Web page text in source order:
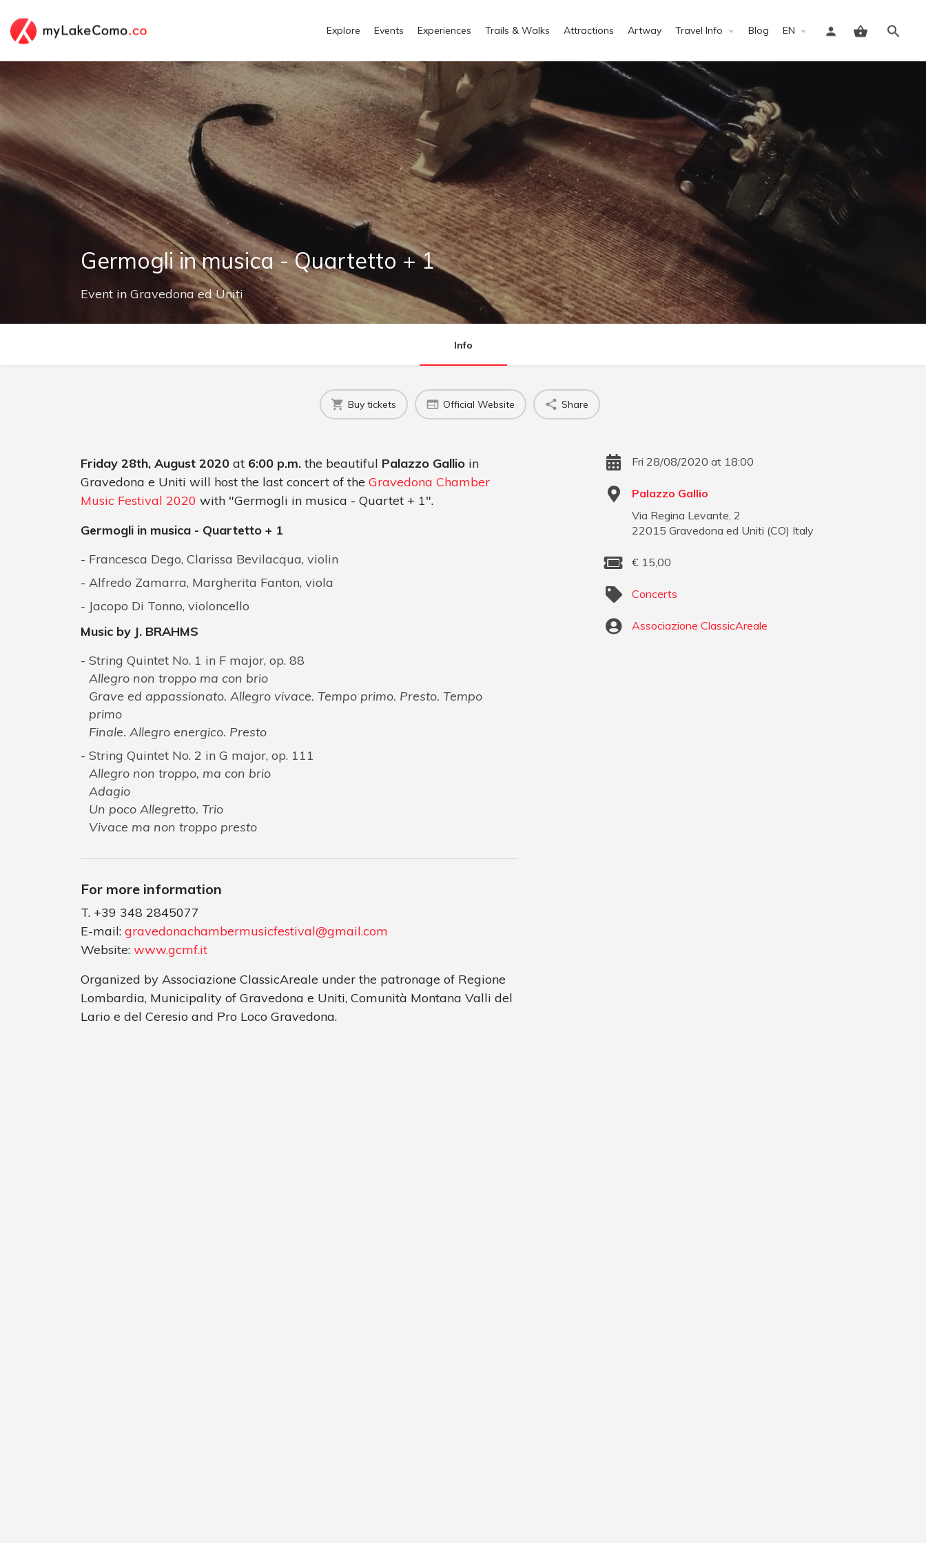
Explore Events Experiences Trails & Walks Attractions Artway Travel Info Blog EN
Sign in
Germogli in musica - Quartetto + 1
Event inGravedona ed Uniti
Info
Buy tickets Official Website Share
Friday 28th, August 2020 at 6:00 p.m. the beautiful Palazzo Gallio in
Gravedona e Uniti will host the last concert of the Gravedona Chamber
Music Festival 2020 with "Germogli in musica - Quartet + 1".
Germogli in musica - Quartetto + 1
Francesca Dego, Clarissa Bevilacqua, violin
Alfredo Zamarra, Margherita Fanton, viola
Jacopo Di Tonno, violoncello
Music by J. BRAHMS
String Quintet No. 1 in F major, op. 88
Allegro non troppo ma con brio
Grave ed appassionato. Allegro vivace. Tempo primo. Presto. Tempo
primo
Finale. Allegro energico. Presto
String Quintet No. 2 in G major, op. 111
Allegro non troppo, ma con brio
Adagio
Un poco Allegretto. Trio
Vivace ma non troppo presto
For more information
T. +39 348 2845077
E-mail: gravedonachambermusicfestival@gmail.com
Website: www.gcmf.it
Organized by Associazione ClassicAreale under the patronage of Regione
Lombardia, Municipality of Gravedona e Uniti, Comunità Montana Valli del
Lario e del Ceresio and Pro Loco Gravedona.
Fri 28/08/2020 at 18:00
Palazzo Gallio
Via Regina Levante, 2
22015 Gravedona ed Uniti (CO) Italy
€ 15,00
Concerts
Associazione ClassicAreale